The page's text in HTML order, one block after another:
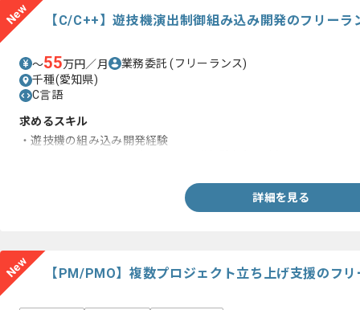
New 【C/C++】遊技機演出制御組み込み開発のフリーラ
〜55万円／月 業務委託(フリーランス)
千種(愛知県)
C言語
求めるスキル
・遊技機の組み込み開発経験
詳細を見る
New 【PM/PMO】複数プロジェクト立ち上げ支援のフ